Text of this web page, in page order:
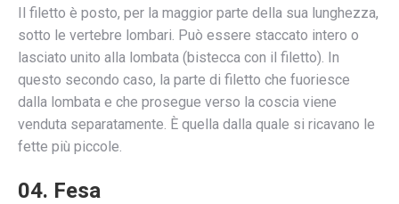
Il filetto è posto, per la maggior parte della sua lunghezza,
sotto le vertebre lombari. Può essere staccato intero o
lasciato unito alla lombata (bistecca con il filetto). In
questo secondo caso, la parte di filetto che fuoriesce
dalla lombata e che prosegue verso la coscia viene
venduta separatamente. È quella dalla quale si ricavano le
fette più piccole.
04. Fesa